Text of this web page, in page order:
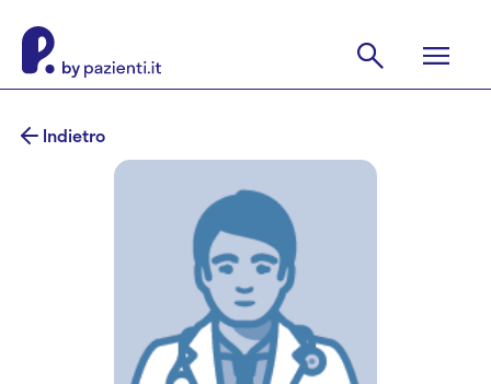
Indietro